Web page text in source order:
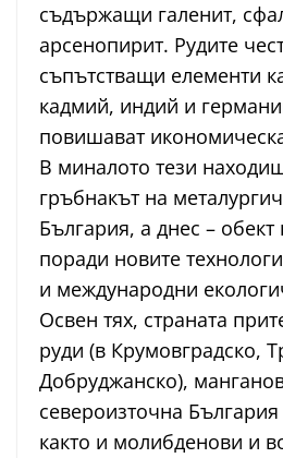
съдържащи галенит,
арсенопирит. Рудите
съпътстващи елементи
кадмий, индий и
повишават
В миналото тези
гръбнакът на
България, а днес –
поради новите
и международни
Освен тях, страната
руди (в Крумовградско,
Добруджанско),
североизточна
както и молибденови и